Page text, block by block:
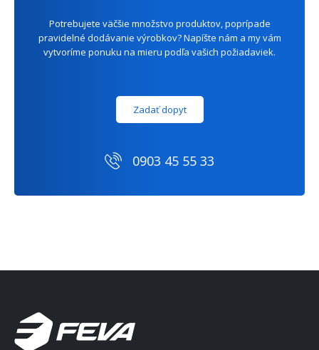
Potrebujete väčšie množstvo produktov, poprípade
pravidelné dodávanie výrobkov? Napíšte nám a my vám
vytvoríme ponuku na mieru podľa vašich požiadaviek.
Zadať dopyt
0903 45 55 33